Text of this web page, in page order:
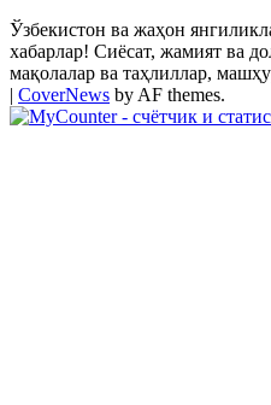
Ўзбекистон ва жаҳон
хабарлар! Сиёсат, жамият ва
мақолалар ва таҳлиллар,
| CoverNews by AF themes.